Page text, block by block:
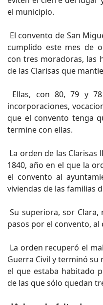
el municipio.
El convento de San
cumplido este mes de
con tres moradoras, las
de las Clarisas que
Ellas, con 80, 79 y
incorporaciones,
que el convento tenga
termine con ellas.
La orden de las Clarisas
1840, año en el que la
el convento al
viviendas de las familias
Su superiora, sor
pasos por el convento,
La orden recuperó el
Guerra Civil y terminó su
el que estaba habitado
de las que sólo quedan